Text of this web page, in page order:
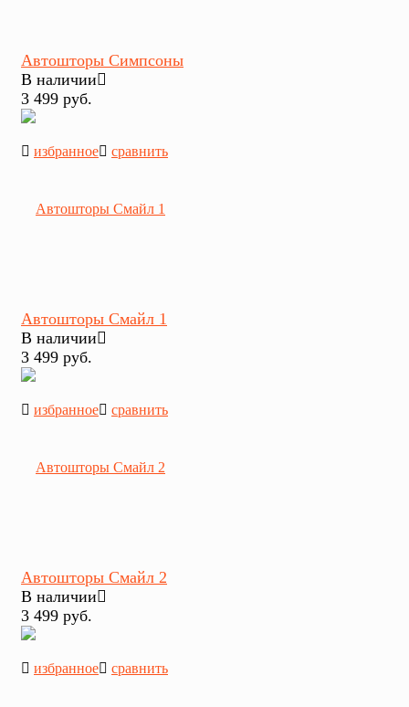
избранное сравнить
Автошторы Симпсоны
В наличии
3 499 руб.
избранное сравнить
Автошторы Смайл 1
В наличии
3 499 руб.
избранное сравнить
Автошторы Смайл 2
В наличии
3 499 руб.